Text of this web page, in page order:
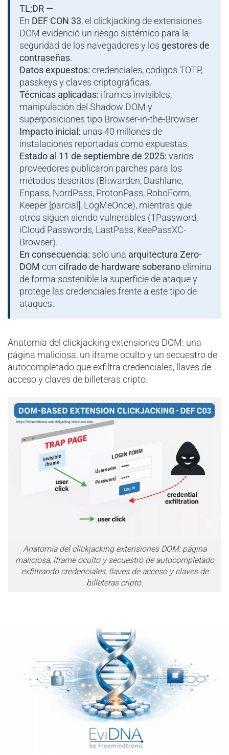
TL;DR —
En DEF CON 33, el clickjacking de extensiones
DOM evidenció un riesgo sistémico para la
seguridad de los navegadores y los gestores de
contraseñas.
Datos expuestos: credenciales, códigos TOTP,
passkeys y claves criptográficas.
Técnicas aplicadas: iframes invisibles,
manipulación del Shadow DOM y
superposiciones tipo Browser-in-the-Browser.
Impacto inicial: unas 40 millones de
instalaciones reportadas como expuestas.
Estado al 11 de septiembre de 2025: varios
proveedores publicaron parches para los
métodos descritos (Bitwarden, Dashlane,
Enpass, NordPass, ProtonPass, RoboForm,
Keeper [parcial], LogMeOnce), mientras que
otros siguen siendo vulnerables (1Password,
iCloud Passwords, LastPass, KeePassXC-
Browser).
En consecuencia: solo una arquitectura Zero-
DOM con cifrado de hardware soberanoelimina
de forma sostenible la superficie de ataque y
protege las credenciales frente a este tipo de
ataques.
Anatomía del clickjacking extensiones DOM: una
página maliciosa, un iframe oculto y un secuestro de
autocompletado que exfiltra credenciales, llaves de
acceso y claves de billeteras cripto.
Anatomía del clickjacking extensiones DOM: página
maliciosa, iframe oculto y secuestro de autocompletado
exfiltrando credenciales, llaves de acceso y claves de
billeteras cripto.